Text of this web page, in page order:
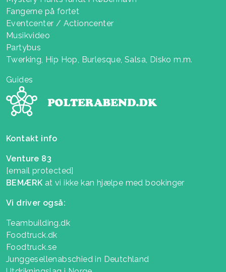
Fangerne på fortet
Eventcenter / Actioncenter
Musikvideo
Partybus
Twerking, Hip Hop, Burlesque, Salsa, Disko m.m.
Guides
Kontakt info
Venture 83
[email protected]
BEMÆRK at vi ikke kan hjælpe med bookinger
Vi driver også:
Teambuilding.dk
Foodtruck.dk
Foodtruck.se
Junggesellenabschied in Deutchland